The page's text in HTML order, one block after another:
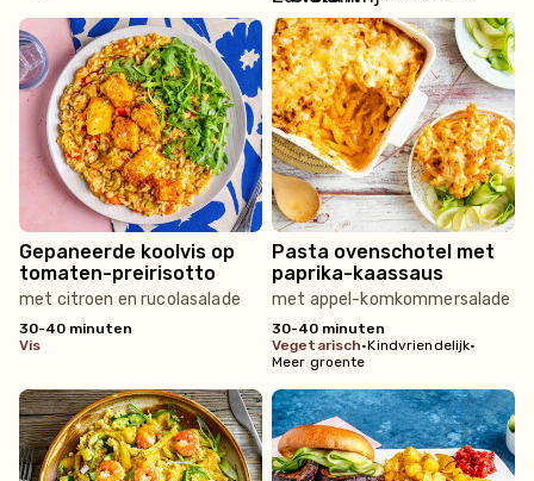
Gepaneerde koolvis op
tomaten-preirisotto
met citroen en rucolasalade
30-40 minuten
vis
Pasta ovenschotel met
paprika-kaassaus
met appel-komkommersalade
30-40 minuten
vegetarisch•Kindvriendelijk•
Meer groente